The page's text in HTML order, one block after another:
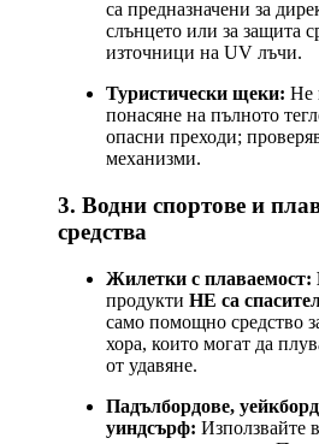
са предназначени за
слънцето или за защита
източници на UV лъчи.
Туристически щеки: Не
понасяне на пълното
опасни преходи;
механизми.
3. Водни спортове и
средства
Жилетки с плаваемост:
продукти НЕ са
само помощно средство
хора, които могат да
от удавяне.
Падълбордове,
уиндсърф: Използвайте